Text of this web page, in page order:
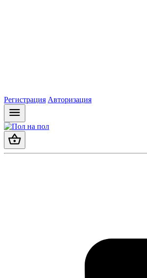
Регистрация Авторизация